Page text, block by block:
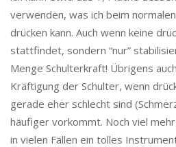
verwenden, was ich beim
drücken kann. Auch wenn keine
stattfindet, sondern “nur”
Menge Schulterkraft! Übrigens
Kräftigung der Schulter, wenn
gerade eher schlecht sind
häufiger vorkommt. Noch viel
in vielen Fällen ein tolles